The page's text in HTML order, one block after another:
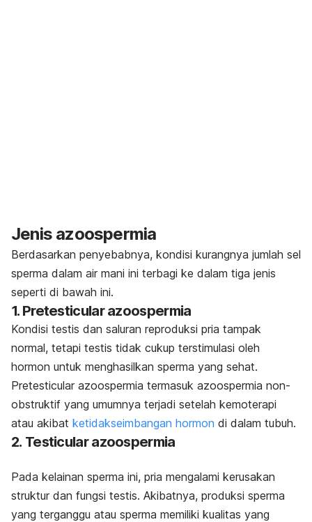
Jenis azoospermia
Berdasarkan penyebabnya, kondisi kurangnya jumlah sel
sperma dalam air mani ini terbagi ke dalam tiga jenis
seperti di bawah ini.
1. Pretesticular azoospermia
Kondisi testis dan saluran reproduksi pria tampak
normal, tetapi testis tidak cukup terstimulasi oleh
hormon untuk menghasilkan sperma yang sehat.
Pretesticular azoospermia termasuk azoospermia non-
obstruktif yang umumnya terjadi setelah kemoterapi
atau akibat ketidakseimbangan hormon di dalam tubuh.
2. Testicular azoospermia
Pada kelainan sperma ini, pria mengalami kerusakan
struktur dan fungsi testis. Akibatnya, produksi sperma
yang terganggu atau sperma memiliki kualitas yang